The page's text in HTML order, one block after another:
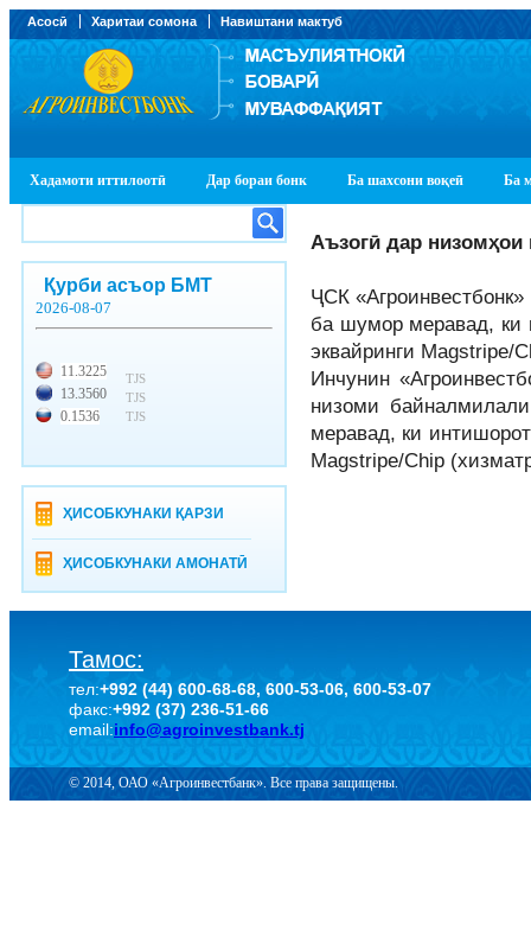
Асосӣ Харитаи сомона Навиштани мактуб
Хадамоти иттилоотӣ Дар бораи бонк Ба шахсони воқеӣ Ба
Қурби асъор БМТ
2026-08-07
11.3225
13.3560
0.1536
TJS
TJS
TJS
ҲИСОБКУНАКИ ҚАРЗИ
ҲИСОБКУНАКИ АМОНАТӢ
Аъзогӣ дар низомҳои
ҶСК
ба шумор меравад, ки
эквайринги Magstripe/
Инчунин
низоми
меравад, ки
Magstripe/Chip
Тамос:
тел:+992 (44) 600-68-68, 600-53-06, 600-53-07
факс:+992 (37) 236-51-66
email:info@agroinvestbank.tj
© 2014, ОАО «Агроинвестбанк». Все права защищены.